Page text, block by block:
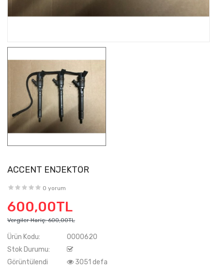
ACCENT ENJEKTÖR
0 yorum
600,00TL
Vergiler Hariç: 600,00TL
Ürün Kodu:
0000620
Stok Durumu:
Görüntülendi
3051 defa